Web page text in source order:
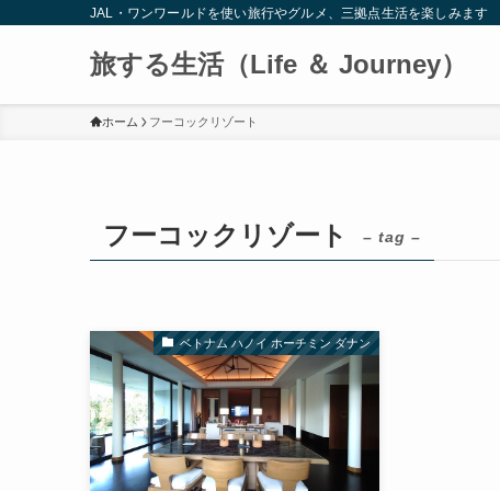
JAL・ワンワールドを使い旅行やグルメ、三拠点生活を楽しみます
旅する生活（Life ＆ Journey）
ホーム フーコックリゾート
フーコックリゾート – tag –
ベトナム ハノイ ホーチミン ダナン